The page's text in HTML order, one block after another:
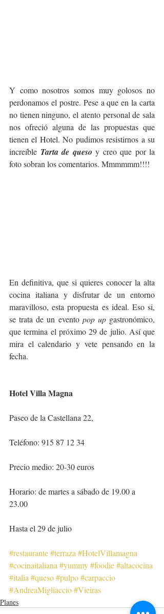
Y como nosotros somos muy golosos no
perdonamos el postre. Pese a que en la carta
no tienen ninguno, el atento personal de sala
nos ofreció alguna de las propuestas que
tienen el Hotel. No pudimos resistirnos a su
increíble Tarta de queso y creo que por la
foto sobran los comentarios. Mmmmmm!!!!
En definitiva, que si quieres conocer la alta
cocina italiana y disfrutar de un entorno
maravilloso, esta propuesta es ideal. Eso si,
se trata de un evento pop up gastronómico,
que termina el próximo 29 de julio. Así que
mira el calendario y vete pensando en la
fecha.
Hotel Villa Magna
Paseo de la Castellana 22,
Teléfono: 915 87 12 34
Precio medio: 20-30 euros
Horario: de martes a sábado de 19.00 a
23.00
Hasta el 29 de julio
#restaurante#terraza#HotelVillamagna
#cocinaitaliana#yummy#foodie#altacocina
#italia#queso#pulpo#carpaccio
#AndreaMigliaccio#Vieiras
Planes